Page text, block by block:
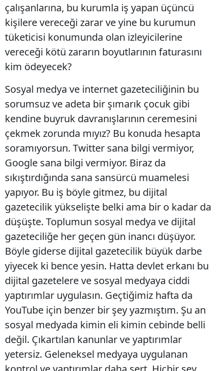
çalışanlarına, bu kurumla iş yapan üçüncü
kişilere vereceği zarar ve yine bu kurumun
tüketicisi konumunda olan izleyicilerine
vereceği kötü zararın boyutlarının faturasını
kim ödeyecek?
Sosyal medya ve internet gazeteciliğinin bu
sorumsuz ve adeta bir şımarık çocuk gibi
kendine buyruk davranışlarının ceremesini
çekmek zorunda mıyız? Bu konuda hesapta
soramıyorsun. Twitter sana bilgi vermiyor,
Google sana bilgi vermiyor. Biraz da
sıkıştırdığında sana sansürcü muamelesi
yapıyor. Bu iş böyle gitmez, bu dijital
gazetecilik yükselişte belki ama bir o kadar da
düşüşte. Toplumun sosyal medya ve dijital
gazeteciliğe her geçen gün inancı düşüyor.
Böyle giderse dijital gazetecilik büyük darbe
yiyecek ki bence yesin. Hatta devlet erkanı bu
dijital gazetelere ve sosyal medyaya ciddi
yaptırımlar uygulasın. Geçtiğimiz hafta da
YouTube için benzer bir şey yazmıştım. Şu an
sosyal medyada kimin eli kimin cebinde belli
değil. Çıkartılan kanunlar ve yaptırımlar
yetersiz. Geleneksel medyaya uygulanan